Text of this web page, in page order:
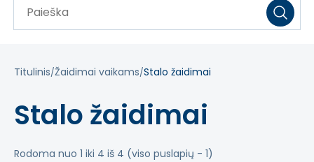
Titulinis Žaidimai vaikams Stalo žaidimai
Stalo žaidimai
Rodoma nuo 1 iki 4 iš 4 (viso puslapių - 1)